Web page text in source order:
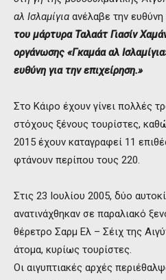
αλ Ισλαμίγια ανέλαβε την ευθύνη
του μάρτυρα Ταλαάτ Γιασίν
οργάνωσης «Γκαμάα αλ
ευθύνη για την επιχείρηση.»
Στο Κάιρο έχουν γίνει πολλές
στόχους ξένους τουρίστες,
2015 έχουν καταγραφεί 11
φτάνουν περίπου τους 220.
Στις 23 Ιουλίου 2005, δύο
ανατινάχθηκαν σε παραλιακό
θέρετρο Σαρμ Ελ – Σέιχ της
άτομα, κυρίως τουρίστες.
Οι αιγυπτιακές αρχές